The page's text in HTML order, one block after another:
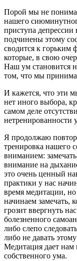
Порой мы не
нашего
приступа депрессии
подчинены этому
сводится к горьким
которые, в свою
Наш ум становится
том, что мы
И кажется, что эти
нет иного выбора,
самом деле
нетренированности
Я продолжаю
тренировка нашего
вниманием:
внимание на
это очень ценный
практики у нас
время медитации,
начинаем замечать,
грозит ввергнуть
болезненного
либо слепо
либо не давать
Медитация дает нам
собственного ума.